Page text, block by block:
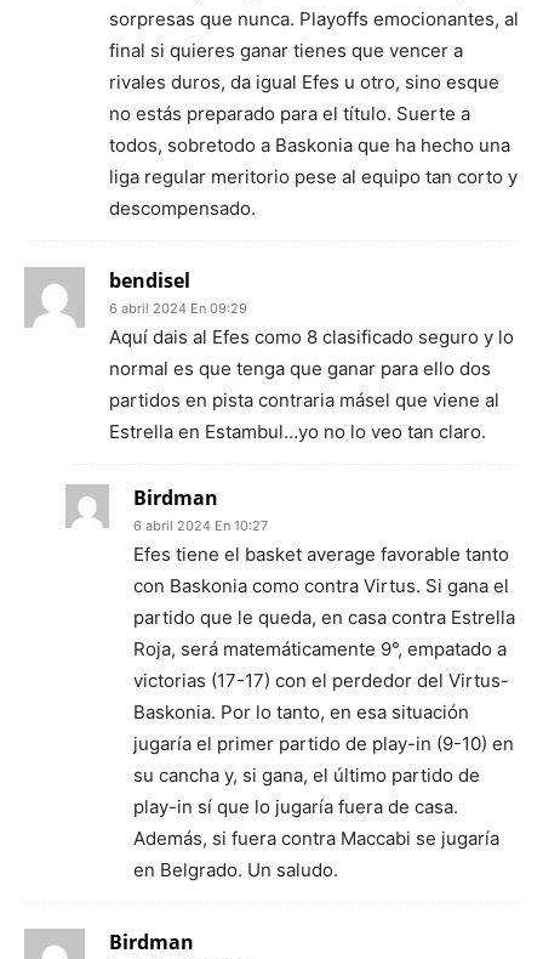
sorpresas que nunca. Playoffs emocionantes, al
final si quieres ganar tienes que vencer a
rivales duros, da igual Efes u otro, sino esque
no estás preparado para el título. Suerte a
todos, sobretodo a Baskonia que ha hecho una
liga regular meritorio pese al equipo tan corto y
descompensado.
bendisel
6 abril 2024 En 09:29
Aquí dais al Efes como 8 clasificado seguro y lo
normal es que tenga que ganar para ello dos
partidos en pista contraria másel que viene al
Estrella en Estambul…yo no lo veo tan claro.
Birdman
6 abril 2024 En 10:27
Efes tiene el basket average favorable tanto
con Baskonia como contra Virtus. Si gana el
partido que le queda, en casa contra Estrella
Roja, será matemáticamente 9°, empatado a
victorias (17-17) con el perdedor del Virtus-
Baskonia. Por lo tanto, en esa situación
jugaría el primer partido de play-in (9-10) en
su cancha y, si gana, el último partido de
play-in sí que lo jugaría fuera de casa.
Además, si fuera contra Maccabi se jugaría
en Belgrado. Un saludo.
Birdman